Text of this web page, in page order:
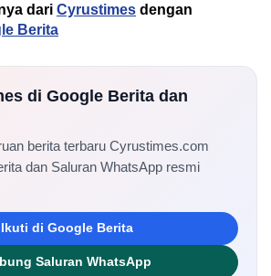
dari Cyrustimes dengan
Berita
di Google Berita dan
berita terbaru Cyrustimes.com
dan Saluran WhatsApp resmi
Ikuti di Google Berita
Saluran WhatsApp